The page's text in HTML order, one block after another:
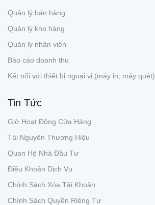
Quản lý bán hàng
Quản lý kho hàng
Quản lý nhân viên
Báo cáo doanh thu
Kết nối với thiết bị ngoại vi (máy in, máy quét)
Tin Tức
Giờ Hoạt Động Cửa Hàng
Tài Nguyên Thương Hiệu
Quan Hệ Nhà Đầu Tư
Điều Khoản Dịch Vụ
Chính Sách Xóa Tài Khoản
Chính Sách Quyền Riêng Tư